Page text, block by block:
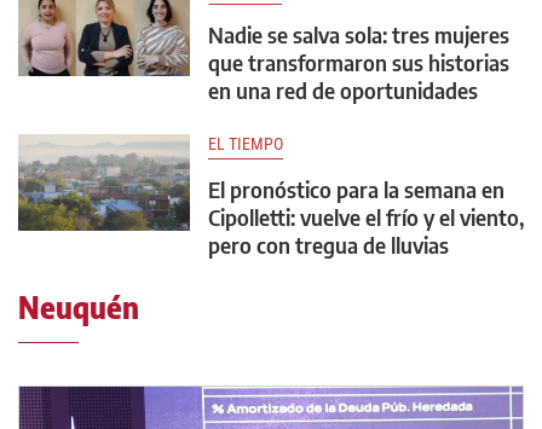
Nadie se salva sola: tres mujeres
que transformaron sus historias
en una red de oportunidades
EL TIEMPO
El pronóstico para la semana en
Cipolletti: vuelve el frío y el viento,
pero con tregua de lluvias
Neuquén